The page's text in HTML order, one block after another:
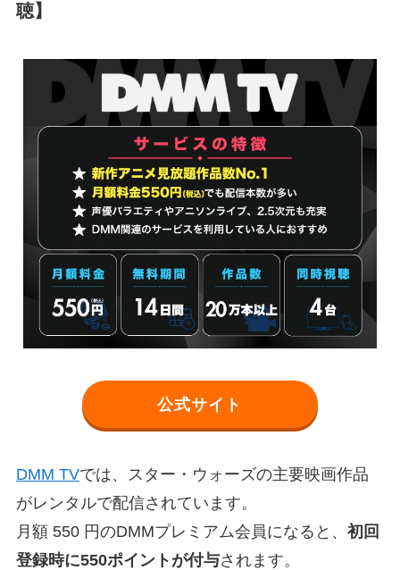
聴】
公式サイト
DMM TVでは、スター・ウォーズの主要映画作品
がレンタルで配信されています。
月額 550 円のDMMプレミアム会員になると、 初回
登録時に550ポイントが付与されます。